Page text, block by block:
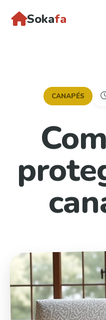
Sokafa
CANAPÉS